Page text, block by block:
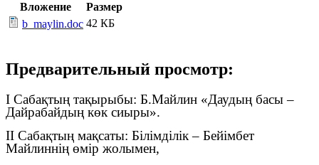
Вложение
Размер
b_maylin.doc 42 КБ
Предварительный просмотр:
I Сабақтың тақырыбы: Б.Майлин «Даудың басы –
Дайрабайдың көк сиыры».
II Сабақтың мақсаты: Білімділік – Бейімбет
Майлиннің өмір жолымен,